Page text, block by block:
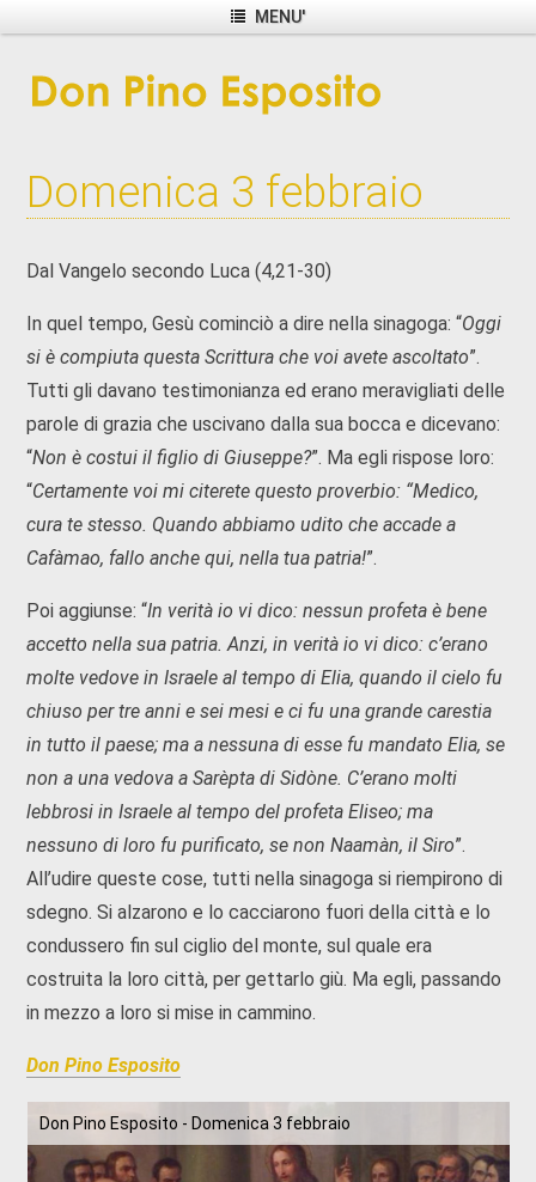
MENU'
Domenica 3 febbraio
Dal Vangelo secondo Luca (4,21-30)
In quel tempo, Gesù cominciò a dire nella sinagoga: “Oggi
si è compiuta questa Scrittura che voi avete ascoltato”.
Tutti gli davano testimonianza ed erano meravigliati delle
parole di grazia che uscivano dalla sua bocca e dicevano:
“Non è costui il figlio di Giuseppe?”. Ma egli rispose loro:
“Certamente voi mi citerete questo proverbio: “Medico,
cura te stesso. Quando abbiamo udito che accade a
Cafàmao, fallo anche qui, nella tua patria!”.
Poi aggiunse: “In verità io vi dico: nessun profeta è bene
accetto nella sua patria. Anzi, in verità io vi dico: c’erano
molte vedove in Israele al tempo di Elia, quando il cielo fu
chiuso per tre anni e sei mesi e ci fu una grande carestia
in tutto il paese; ma a nessuna di esse fu mandato Elia, se
non a una vedova a Sarèpta di Sidòne. C’erano molti
lebbrosi in Israele al tempo del profeta Eliseo; ma
nessuno di loro fu purificato, se non Naamàn, il Siro”.
All’udire queste cose, tutti nella sinagoga si riempirono di
sdegno. Si alzarono e lo cacciarono fuori della città e lo
condussero fin sul ciglio del monte, sul quale era
costruita la loro città, per gettarlo giù. Ma egli, passando
in mezzo a loro si mise in cammino.
Don Pino Esposito
Don Pino Esposito - Domenica 3 febbraio